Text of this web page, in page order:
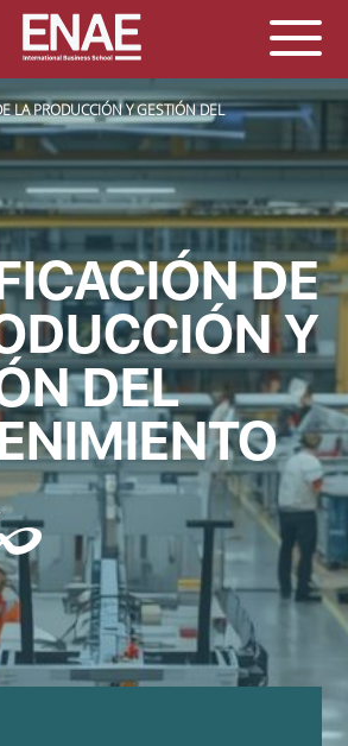
LA PRODUCCIÓN Y GESTIÓN DEL
DE
Y
DEL